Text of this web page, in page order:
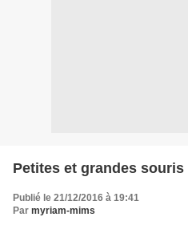
Petites et grandes souris
Publié le 21/12/2016 à 19:41
Par myriam-mims